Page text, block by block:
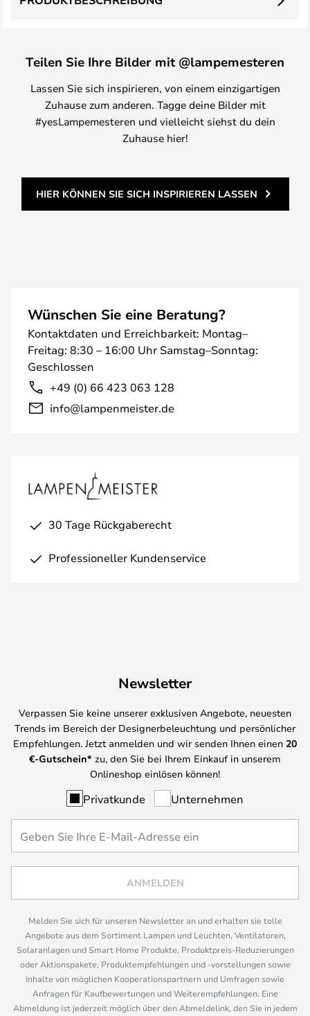
Teilen Sie Ihre Bilder mit @lampemesteren
Lassen Sie sich inspirieren, von einem einzigartigen
Zuhause zum anderen. Tagge deine Bilder mit
#yesLampemesteren und vielleicht siehst du dein
Zuhause hier!
HIER KÖNNEN SIE SICH INSPIRIEREN LASSEN
Wünschen Sie eine Beratung?
Kontaktdaten und Erreichbarkeit: Montag–
Freitag: 8:30 – 16:00 Uhr Samstag–Sonntag:
Geschlossen
+49 (0) 66 423 063 128
info@lampenmeister.de
30 Tage Rückgaberecht
Professioneller Kundenservice
Newsletter
Verpassen Sie keine unserer exklusiven Angebote, neuesten
Trends im Bereich der Designerbeleuchtung und persönlicher
Empfehlungen. Jetzt anmelden und wir senden Ihnen einen 20
€-Gutschein* zu, den Sie bei Ihrem Einkauf in unserem
Onlineshop einlösen können!
Privatkunde Unternehmen
ANMELDEN
Melden Sie sich für unseren Newsletter an und erhalten sie tolle
Angebote aus dem Sortiment Lampen und Leuchten, Ventilatoren,
Solaranlagen und Smart Home Produkte, Produktpreis-Reduzierungen
oder Aktionspakete, Produktempfehlungen und -vorstellungen sowie
Inhalte von möglichen Kooperationspartnern und Umfragen sowie
Anfragen für Kaufbewertungen und Weiterempfehlungen. Eine
Abmeldung ist jederzeit möglich über den Abmeldelink, den Sie in jedem